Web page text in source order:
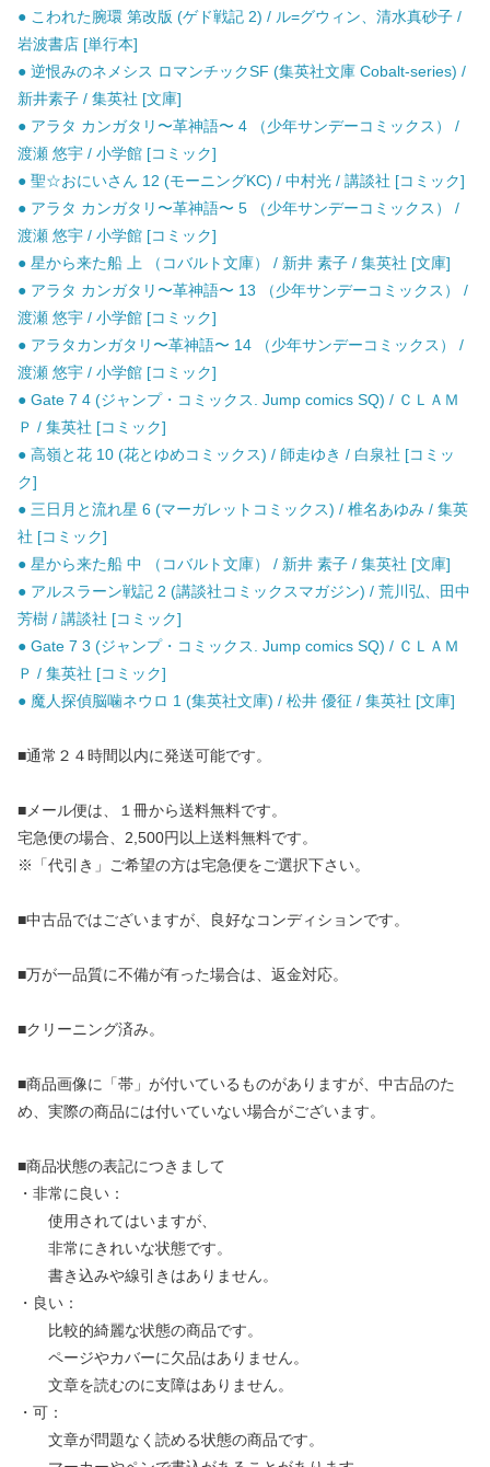
● こわれた腕環 第改版 (ゲド戦記 2) / ル=グウィン、清水真砂子 /
岩波書店 [単行本]
● 逆恨みのネメシス ロマンチックSF (集英社文庫 Cobalt-series) /
新井素子 / 集英社 [文庫]
● アラタ カンガタリ〜革神語〜 4 （少年サンデーコミックス） /
渡瀬 悠宇 / 小学館 [コミック]
● 聖☆おにいさん 12 (モーニングKC) / 中村光 / 講談社 [コミック]
● アラタ カンガタリ〜革神語〜 5 （少年サンデーコミックス） /
渡瀬 悠宇 / 小学館 [コミック]
● 星から来た船 上 （コバルト文庫） / 新井 素子 / 集英社 [文庫]
● アラタ カンガタリ〜革神語〜 13 （少年サンデーコミックス） /
渡瀬 悠宇 / 小学館 [コミック]
● アラタカンガタリ〜革神語〜 14 （少年サンデーコミックス） /
渡瀬 悠宇 / 小学館 [コミック]
● Gate 7 4 (ジャンプ・コミックス. Jump comics SQ) / ＣＬＡＭ
Ｐ / 集英社 [コミック]
● 高嶺と花 10 (花とゆめコミックス) / 師走ゆき / 白泉社 [コミッ
ク]
● 三日月と流れ星 6 (マーガレットコミックス) / 椎名あゆみ / 集英
社 [コミック]
● 星から来た船 中 （コバルト文庫） / 新井 素子 / 集英社 [文庫]
● アルスラーン戦記 2 (講談社コミックスマガジン) / 荒川弘、田中
芳樹 / 講談社 [コミック]
● Gate 7 3 (ジャンプ・コミックス. Jump comics SQ) / ＣＬＡＭ
Ｐ / 集英社 [コミック]
● 魔人探偵脳噛ネウロ 1 (集英社文庫) / 松井 優征 / 集英社 [文庫]
■通常２４時間以内に発送可能です。
■メール便は、１冊から送料無料です。
宅急便の場合、2,500円以上送料無料です。
※「代引き」ご希望の方は宅急便をご選択下さい。
■中古品ではございますが、良好なコンディションです。
■万が一品質に不備が有った場合は、返金対応。
■クリーニング済み。
■商品画像に「帯」が付いているものがありますが、中古品のた
め、実際の商品には付いていない場合がございます。
■商品状態の表記につきまして
・非常に良い：
使用されてはいますが、
非常にきれいな状態です。
書き込みや線引きはありません。
・良い：
比較的綺麗な状態の商品です。
ページやカバーに欠品はありません。
文章を読むのに支障はありません。
・可：
文章が問題なく読める状態の商品です。